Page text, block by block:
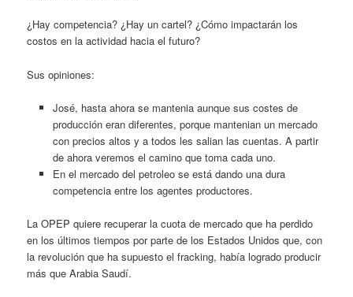
¿Hay competencia? ¿Hay un cartel? ¿Cómo impactarán los
costos en la actividad hacia el futuro?
Sus opiniones:
José, hasta ahora se mantenia aunque sus costes de
producción eran diferentes, porque mantenian un mercado
con precios altos y a todos les salian las cuentas. A partir
de ahora veremos el camino que toma cada uno.
En el mercado del petroleo se está dando una dura
competencia entre los agentes productores.
La OPEP quiere recuperar la cuota de mercado que ha perdido
en los últimos tiempos por parte de los Estados Unidos que, con
la revolución que ha supuesto el fracking, había logrado producir
más que Arabia Saudí.